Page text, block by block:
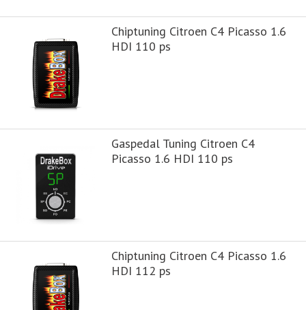
Chiptuning Citroen C4 Picasso 1.6
HDI 110 ps
Gaspedal Tuning Citroen C4
Picasso 1.6 HDI 110 ps
Chiptuning Citroen C4 Picasso 1.6
HDI 112 ps